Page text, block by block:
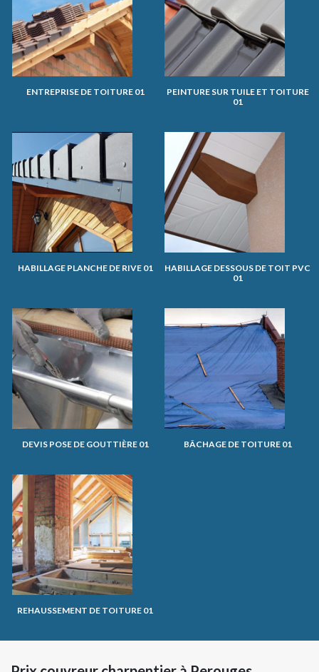
ENTREPRISE DE TOITURE 01
PEINTURE SUR TUILE ET TOITURE
01
HABILLAGE PLANCHE DE RIVE 01
HABILLAGE DESSOUS DE TOIT PVC
01
DEVIS POSE DE GOUTTIÈRE 01 BÂCHAGE DE TOITURE 01
REHAUSSEMENT DE TOITURE 01